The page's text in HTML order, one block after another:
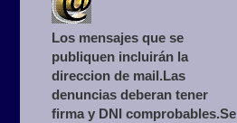
Los mensajes que se
publiquen incluirán la
direccion de mail.Las
denuncias deberan tener
firma y DNI comprobables.Se